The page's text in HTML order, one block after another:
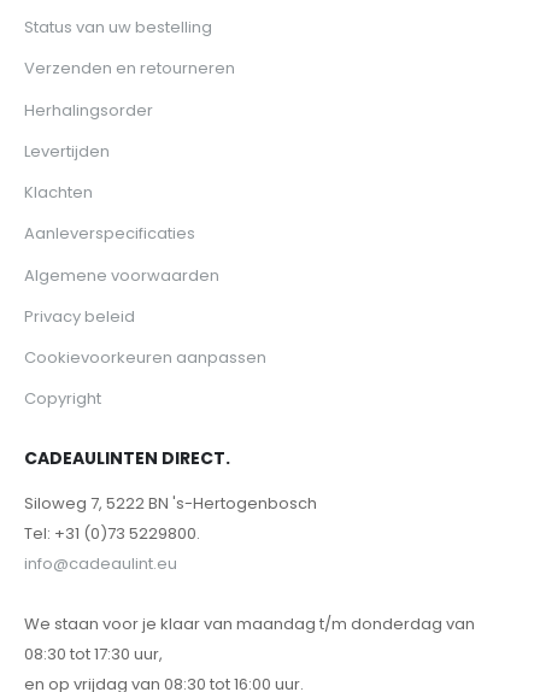
Status van uw bestelling
Verzenden en retourneren
Herhalingsorder
Levertijden
Klachten
Aanleverspecificaties
Algemene voorwaarden
Privacy beleid
Cookievoorkeuren aanpassen
Copyright
CADEAULINTEN DIRECT.
Siloweg 7, 5222 BN 's-Hertogenbosch
Tel: +31 (0)73 5229800.
info@cadeaulint.eu
We staan voor je klaar van maandag t/m donderdag van
08:30 tot 17:30 uur,
en op vrijdag van 08:30 tot 16:00 uur.